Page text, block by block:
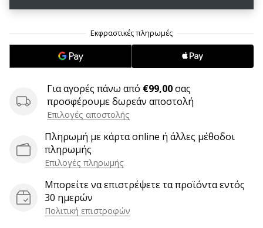
τον
σας
ιστότοπο,
ιστολόγιο,
Facebook
συζητήσεων;
Αφήστε
σας
αποφέρουν
Για αγορές πάνω από €99,00σας
προσφέρουμε δωρεάν αποστολή
Επιλογές αποστολής
Πληρωμή με κάρτα online ή άλλες μέθοδοι
πληρωμής
Επιλογές πληρωμής
Μπορείτε να επιστρέψετε τα προϊόντα εντός
30 ημερών
Πολιτική επιστροφών